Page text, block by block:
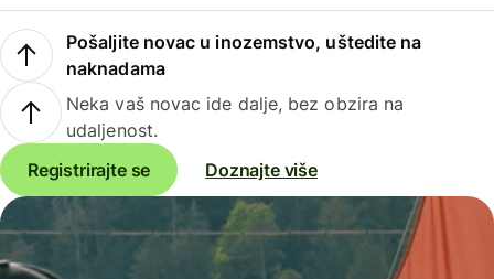
Pošaljite novac u inozemstvo, uštedite na
naknadama
Neka vaš novac ide dalje, bez obzira na
udaljenost.
Registrirajte se
Doznajte više